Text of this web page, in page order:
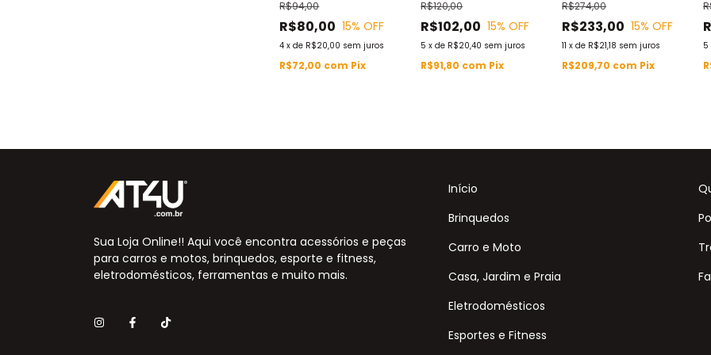
Padrão Oficial
R$80,00
R$94,00
15% OFF
4 xde R$20,00 sem juros
R$72,00 com Pix
Uhlsport Match R2
R$102,00
R$120,00
15% OFF
5 xde R$20,40 sem juros
R$91,80 com Pix
Padrão Oficial
R$233,00
R$274,00
15% OFF
11 xde R$21,18 sem juros
R$209,70 com Pix
5
Sua Loja Online!! Aqui você encontra acessórios e peças
para carros e motos, brinquedos, esporte e fitness,
eletrodomésticos, ferramentas e muito mais.
Início
Brinquedos
Carro e Moto
Casa, Jardim e Praia
Eletrodomésticos
Esportes e Fitness